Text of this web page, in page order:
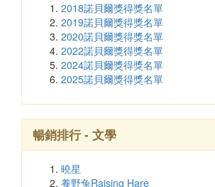
2018諾貝爾獎得獎名單
2019諾貝爾獎得獎名單
2020諾貝爾獎得獎名單
2022諾貝爾獎得獎名單
2024諾貝爾獎得獎名單
2025諾貝爾獎得獎名單
暢銷排行 - 文學
曉星
養野兔Raising Hare